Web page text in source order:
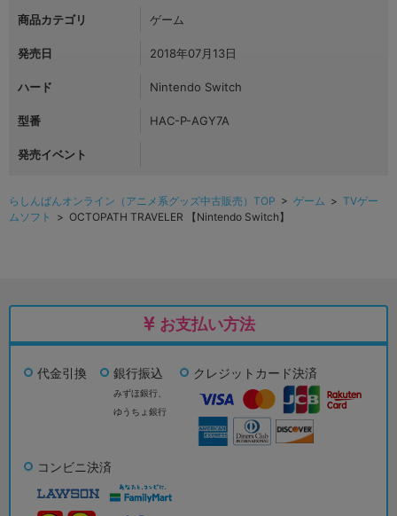
商品カテゴリ ゲーム
発売日 2018年07月13日
ハード Nintendo Switch
型番 HAC-P-AGY7A
発売イベント
らしんばんオンライン（アニメ系グッズ中古販売）TOP > ゲーム > TVゲー
ムソフト
> OCTOPATH TRAVELER 【Nintendo Switch】
お支払い方法
代金引換 銀行振込
みずほ銀行、
ゆうちょ銀行
クレジットカード決済
コンビニ決済